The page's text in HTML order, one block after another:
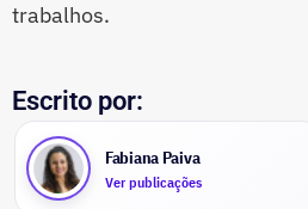
trabalhos.
Escrito por:
Fabiana Paiva
Ver publicações